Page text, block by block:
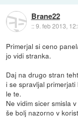
Brane22
::9. feb 2013,
Primerjal si ceno
jo vidi stranka.
Daj na drugo stran
i se spravljal
le te.
Ne vidim sicer smisla
še bolj nazorno v